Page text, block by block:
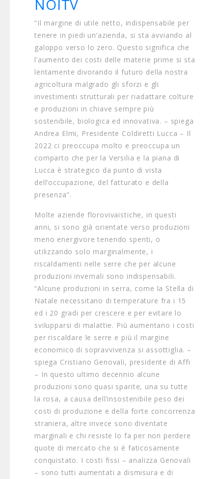
NOITV
“Il margine di utile netto, indispensabile per
tenere in piedi un’azienda, si sta avviando al
galoppo verso lo zero. Questo significa che
l’aumento dei costi delle materie prime si sta
lentamente divorando il futuro della nostra
agricoltura malgrado gli sforzi e gli
investimenti strutturali per riadattare colture
e produzioni in chiave sempre più
sostenibile, biologica ed innovativa. – spiega
Andrea Elmi, Presidente Coldiretti Lucca – Il
2022 ci preoccupa molto e preoccupa un
comparto che per la Versilia e la piana di
Lucca è strategico da punto di vista
dell’occupazione, del fatturato e della
presenza”.
Molte aziende florovivaistiche, in questi
anni, si sono già orientate verso produzioni
meno energivore tenendo spenti, o
utilizzando solo marginalmente, i
riscaldamenti nelle serre che per alcune
produzioni invernali sono indispensabili.
“Alcune produzioni in serra, come la Stella di
Natale necessitano di temperature fra i 15
ed i 20 gradi per crescere e per evitare lo
svilupparsi di malattie. Più aumentano i costi
per riscaldare le serre e più il margine
economico di sopravvivenza si assottiglia. –
spiega Cristiano Genovali, presidente di Affi
– In questo ultimo decennio alcune
produzioni sono quasi sparite, una su tutte
la rosa, a causa dell’insostenibile peso dei
costi di produzione e della forte concorrenza
straniera, altre invece sono diventate
marginali e chi resiste lo fa per non perdere
quote di mercato che si è faticosamente
conquistato. I costi fissi – analizza Genovali
– sono tutti aumentati a dismisura e di